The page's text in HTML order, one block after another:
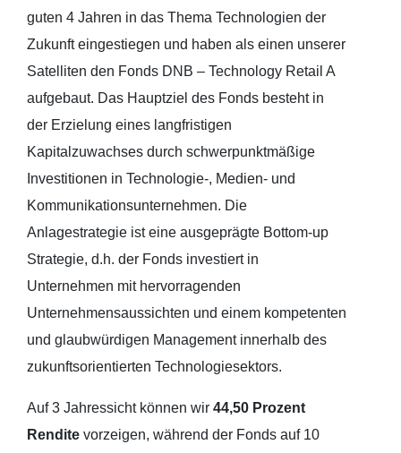
guten 4 Jahren in das Thema Technologien der
Zukunft eingestiegen und haben als einen unserer
Satelliten den Fonds DNB – Technology Retail A
aufgebaut. Das Hauptziel des Fonds besteht in
der Erzielung eines langfristigen
Kapitalzuwachses durch schwerpunktmäßige
Investitionen in Technologie-, Medien- und
Kommunikationsunternehmen. Die
Anlagestrategie ist eine ausgeprägte Bottom-up
Strategie, d.h. der Fonds investiert in
Unternehmen mit hervorragenden
Unternehmensaussichten und einem kompetenten
und glaubwürdigen Management innerhalb des
zukunftsorientierten Technologiesektors.
Auf 3 Jahressicht können wir 44,50 Prozent
Rendite vorzeigen, während der Fonds auf 10